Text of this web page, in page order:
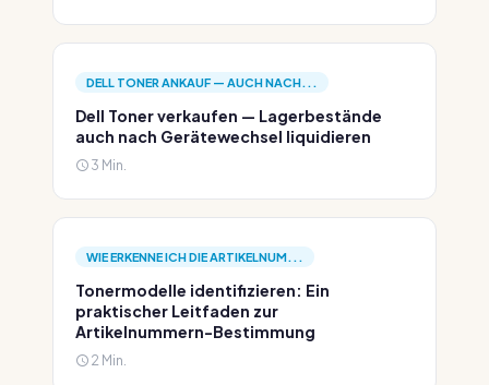
DELL TONER ANKAUF — AUCH NACH...
Dell Toner verkaufen — Lagerbestände
auch nach Gerätewechsel liquidieren
3 Min.
WIE ERKENNE ICH DIE ARTIKELNUM...
Tonermodelle identifizieren: Ein
praktischer Leitfaden zur
Artikelnummern-Bestimmung
2 Min.